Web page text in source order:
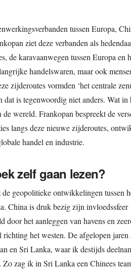
tussen Europa,
ziet deze verbanden als
de karavaanwegen tussen Europa en
handelswaren, maar ook
zijderoutes vormden ‘het centrale
is tegenwoordig niet anders. Wat in
wereld. Frankopan bespreekt de
langs deze nieuwe zijderoutes,
handel en industrie.
zelf gaan lezen?
geopolitieke ontwikkelingen tussen
China is druk bezig zijn invloedssfeer
het aanleggen van havens en
richting het westen. De afgelopen
en Sri Lanka, waar ik destijds
zag ik in Sri Lanka een Chinees